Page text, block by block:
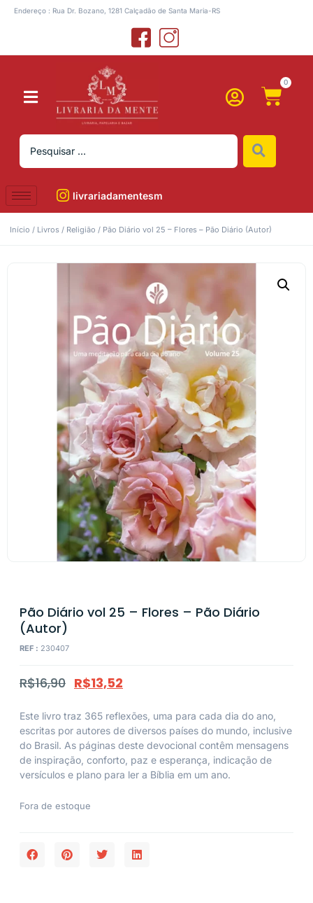
Endereço : Rua Dr. Bozano, 1281 Calçadão de Santa Maria-RS
0
livrariadamentesm
Início / Livros / Religião / Pão Diário vol 25 – Flores – Pão Diário (Autor)
Pão Diário vol 25 – Flores – Pão Diário
(Autor)
REF : 230407
R$16,90 R$13,52
Este livro traz 365 reflexões, uma para cada dia do ano,
escritas por autores de diversos países do mundo, inclusive
do Brasil. As páginas deste devocional contêm mensagens
de inspiração, conforto, paz e esperança, indicação de
versículos e plano para ler a Bíblia em um ano.
Fora de estoque